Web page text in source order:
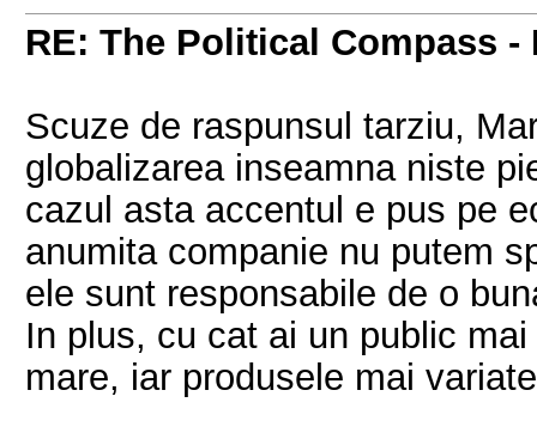
RE: The Political Compass -
Scuze de raspunsul tarziu,
globalizarea inseamna niste
cazul asta accentul e pus pe
anumita companie nu putem
ele sunt responsabile de o
In plus, cu cat ai un public
mare, iar produsele mai